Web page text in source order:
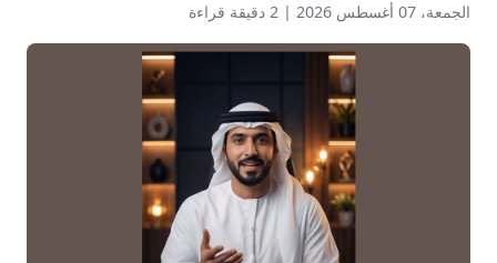
الجمعة، 07 أغسطس 2026 | 2 دقيقة قراءة